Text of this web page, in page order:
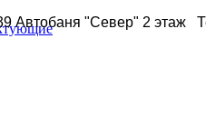
Автобаня "Север" 2 этаж